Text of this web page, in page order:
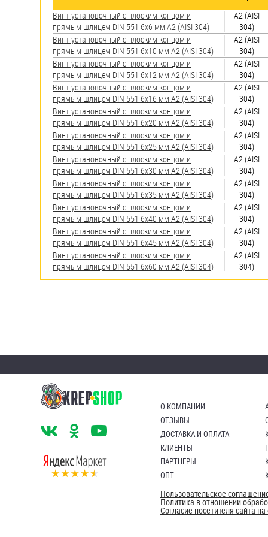
Пробки
Саморезы и шурупы
Стопорные кольца
Такелаж
Хомуты
Шайбы
Шпильки
Шплинты
Штифты и пальцы
Винт установочный с плоским концом и
прямым шлицем DIN 551 6х6 мм А2 (AISI 304)
А2 (AISI
304)
Винт установочный с плоским концом и
прямым шлицем DIN 551 6х10 мм А2 (AISI 304)
А2 (AISI
304)
Винт установочный с плоским концом и
прямым шлицем DIN 551 6х12 мм А2 (AISI 304)
А2 (AISI
304)
Винт установочный с плоским концом и
прямым шлицем DIN 551 6х16 мм А2 (AISI 304)
А2 (AISI
304)
Винт установочный с плоским концом и
прямым шлицем DIN 551 6х20 мм А2 (AISI 304)
А2 (AISI
304)
Винт установочный с плоским концом и
прямым шлицем DIN 551 6х25 мм А2 (AISI 304)
А2 (AISI
304)
Винт установочный с плоским концом и
прямым шлицем DIN 551 6х30 мм А2 (AISI 304)
А2 (AISI
304)
Винт установочный с плоским концом и
прямым шлицем DIN 551 6х35 мм А2 (AISI 304)
А2 (AISI
304)
Винт установочный с плоским концом и
прямым шлицем DIN 551 6х40 мм А2 (AISI 304)
А2 (AISI
304)
Винт установочный с плоским концом и
прямым шлицем DIN 551 6х45 мм А2 (AISI 304)
А2 (AISI
304)
Винт установочный с плоским концом и
прямым шлицем DIN 551 6х60 мм А2 (AISI 304)
А2 (AISI
304)
О КОМПАНИИ
ОТЗЫВЫ
ДОСТАВКА И ОПЛАТА
КЛИЕНТЫ
ПАРТНЕРЫ
ОПТ
Пользовательское
Политика в отношении
Согласие посетителя сайта